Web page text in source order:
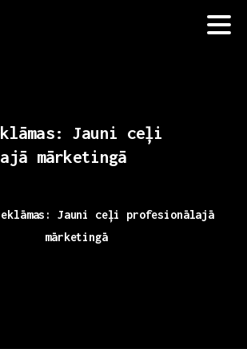
Jauni
ceļi
mārketingā
Jauni ceļi profesionālajā
mārketingā